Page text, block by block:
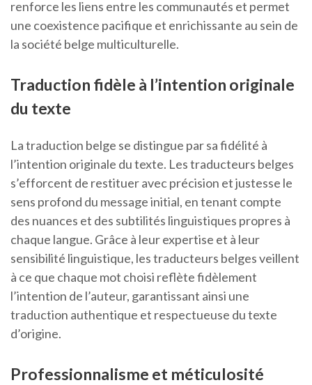
renforce les liens entre les communautés et permet
une coexistence pacifique et enrichissante au sein de
la société belge multiculturelle.
Traduction fidèle à l’intention originale
du texte
La traduction belge se distingue par sa fidélité à
l’intention originale du texte. Les traducteurs belges
s’efforcent de restituer avec précision et justesse le
sens profond du message initial, en tenant compte
des nuances et des subtilités linguistiques propres à
chaque langue. Grâce à leur expertise et à leur
sensibilité linguistique, les traducteurs belges veillent
à ce que chaque mot choisi reflète fidèlement
l’intention de l’auteur, garantissant ainsi une
traduction authentique et respectueuse du texte
d’origine.
Professionnalisme et méticulosité